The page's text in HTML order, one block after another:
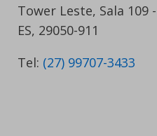
Tower Leste, Sala 109
ES, 29050-911
Tel: (27) 99707-3433